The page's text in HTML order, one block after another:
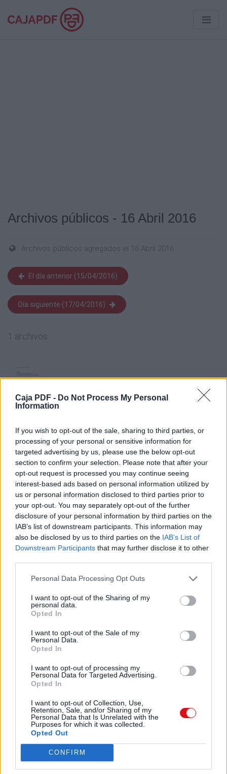
Caja PDF - Do Not Process My Personal
Information
If you wish to opt-out of the sale, sharing to third parties, or
processing of your personal or sensitive information for
targeted advertising by us, please use the below opt-out
section to confirm your selection. Please note that after your
opt-out request is processed you may continue seeing
interest-based ads based on personal information utilized by
us or personal information disclosed to third parties prior to
your opt-out. You may separately opt-out of the further
disclosure of your personal information by third parties on the
IAB’s list of downstream participants. This information may
also be disclosed by us to third parties on the IAB’s List of
Downstream Participants that may further disclose it to other
Personal Data Processing Opt Outs
I want to opt-out of the Sharing of my
personal data.
Opted In
I want to opt-out of the Sale of my
Personal Data.
Opted In
I want to opt-out of processing my
Personal Data for Targeted Advertising.
Opted In
I want to opt-out of Collection, Use,
Retention, Sale, and/or Sharing of my
Personal Data that Is Unrelated with the
Purposes for which it was collected.
Opted Out
CONFIRM
Archivos públicos - 16 Abril 2016
Archivos públicos agregados el 16 Abril 2016
El día anterior (15/04/2016)
Día siguiente (17/04/2016)
1 archivos:
DOCUMENTO FINAL DEL ENCUENTRO NAICONAL DE
PROCESOS NACIONALES D EREPARACION COLECTIVA
5 páginas
Los archivos en esta página ha sido compartidos por los usuarios del sitio.
Caja PDFes una plataforma de gestión de documentos en línea domiciliada
en Francia y cumpliendo estrictamente con las leyes nacionales y europeas.
Al tener una función legal de intermediario técnico neutral, los contenidos
compartidos por los usuarios del sitio no se moderan a priori.
Informar de un contenido abusivo o ilegal
Caja PDF
Sobre Caja PDF
Cargar un archivo
Caja de instrumento
Preguntas frecuentes
Aviso legal
Términos de Uso del sitio
Mi cuenta
Administrador de archivos
Conectar
Crea una cuenta Caja PDF
Contraseña perdida